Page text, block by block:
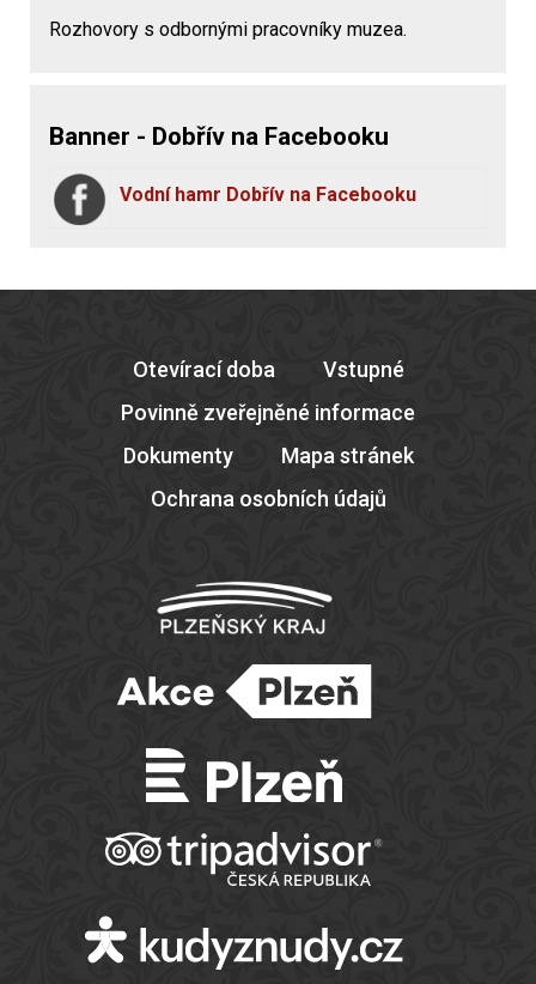
Rozhovory s odbornými pracovníky muzea.
Banner - Dobřív na Facebooku
Vodní hamr Dobřív na Facebooku
Otevírací doba
Vstupné
Povinně zveřejněné informace
Dokumenty
Mapa stránek
Ochrana osobních údajů